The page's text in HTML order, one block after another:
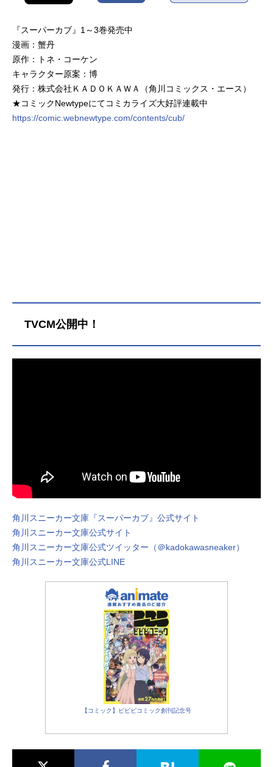
『スーパーカブ』1～3巻発売中
漫画：蟹丹
原作：トネ・コーケン
キャラクター原案：博
発行：株式会社ＫＡＤＯＫＡＷＡ（角川コミックス・エース）
★コミックNewtypeにてコミカライズ大好評連載中
https://comic.webnewtype.com/contents/cub/
TVCM公開中！
角川スニーカー文庫『スーパーカブ』公式サイト
角川スニーカー文庫公式サイト
角川スニーカー文庫公式ツイッター（＠kadokawasneaker）
角川スニーカー文庫公式LINE
【コミック】ビビビコミック創刊記念号